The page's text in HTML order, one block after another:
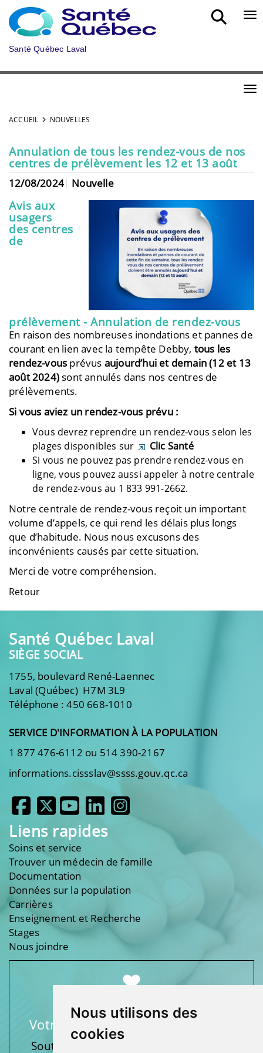
Nous utilisons des
cookies
Aller au menu principal
Santé Québec Laval
ACCUEIL NOUVELLES
Annulation de tous les rendez-vous de nos
centres de prélèvement les 12 et 13 août
12/08/2024 Nouvelle
Avis aux
usagers
des centres
de
prélèvement - Annulation de rendez-vous
En raison des nombreuses inondations et pannes de
courant en lien avec la tempête Debby, tous les
rendez-vous prévus aujourd’hui et demain (12 et 13
août 2024) sont annulés dans nos centres de
prélèvements.
Si vous aviez un rendez-vous prévu :
Vous devrez reprendre un rendez-vous selon les
plages disponibles sur
Clic Santé
Si vous ne pouvez pas prendre rendez-vous en
ligne, vous pouvez aussi appeler à notre centrale
de rendez-vous au 1 833 991-2662.
Notre centrale de rendez-vous reçoit un important
volume d’appels, ce qui rend les délais plus longs
que d’habitude. Nous nous excusons des
inconvénients causés par cette situation.
Merci de votre compréhension.
Retour
Santé Québec Laval
SIÈGE SOCIAL
1755, boulevard René-Laennec
Laval (Québec) H7M 3L9
Téléphone : 450 668-1010
SERVICE D'INFORMATION À LA POPULATION
1 877 476-6112 ou 514 390-2167
informations.cissslav@ssss.gouv.qc.ca
Liens rapides
Soins et service
Trouver un médecin de famille
Documentation
Données sur la population
Carrières
Enseignement et Recherche
Stages
Nous joindre
Votre soutien fait une différence
Soutenez l’une de nos fondations en